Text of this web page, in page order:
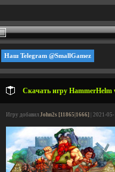
Наш Telegram @SmallGamez
Скачать игру HammerHelm
Игру добавил John2s [11865|1666] | 2021-